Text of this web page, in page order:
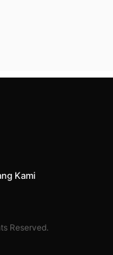
Kami
Reserved.